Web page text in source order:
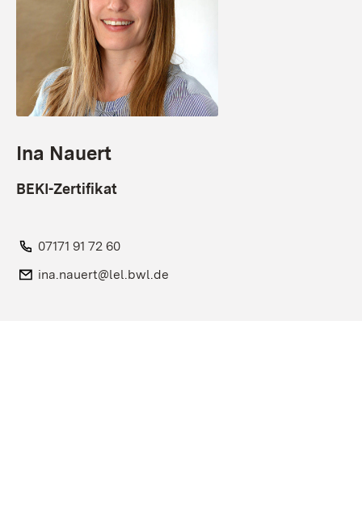
Ina Nauert
BEKI-Zertifikat
Telefon:
07171 91 72 60
E-Mail:
ina.nauert@lel.bwl.de